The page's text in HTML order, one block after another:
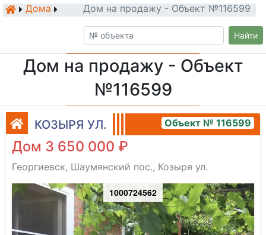
Дома Дом на продажу - Объект №116599
Найти
Дом на продажу - Объект
№116599
КОЗЫРЯ УЛ. Объект № 116599
Дом 3 650 000 ₽
Георгиевск, Шаумянский пос., Козыря ул.
1000724562